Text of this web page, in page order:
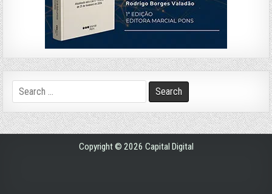
Search
for:
Copyright © 2026 Capital Digital